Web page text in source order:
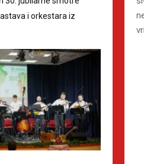
i orkestara iz